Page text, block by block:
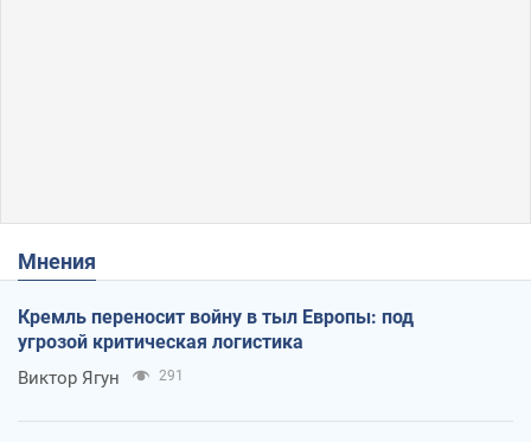
Мнения
Кремль переносит войну в тыл Европы: под
угрозой критическая логистика
Виктор Ягун 291